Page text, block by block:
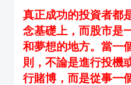
真正成功的投資者都
念基礎上，而股市是
和夢想的地方。當一
則，不論是進行投機
行賭博，而是從事一